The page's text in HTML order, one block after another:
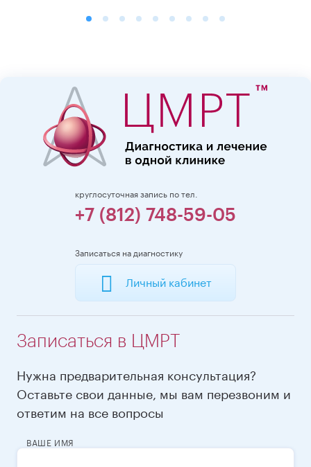
круглосуточная запись по тел.
+7 (812) 748-59-05
Записаться на диагностику
Личный кабинет
Записаться в ЦМРТ
Нужна предварительная консультация?
Оставьте свои данные, мы вам перезвоним и
ответим на все вопросы
ВАШЕ ИМЯ